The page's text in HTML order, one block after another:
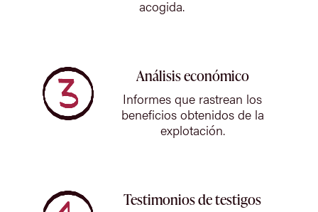
acogida.
Análisis económico
Informes que rastrean los
beneficios obtenidos de la
explotación.
Testimonios de testigos